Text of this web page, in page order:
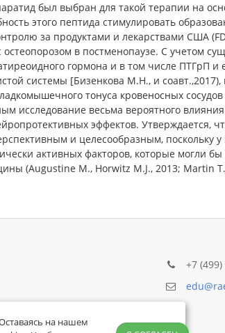
был выбран для такой терапии на
этого пептида стимулировать
за продуктами и лекарствами США
в постменопаузе. С учетом
гормона и в том числе ПТГрП и
системы [Бизенкова М.Н., и
тонуса кровеносных
исследование весьма вероятного
эффектов. Утверждается,
и целесообразным, поскольку
активных факторов, которые могли
(Augustine M., Horwitz M.J., 2013; Martin
+7
на нашем